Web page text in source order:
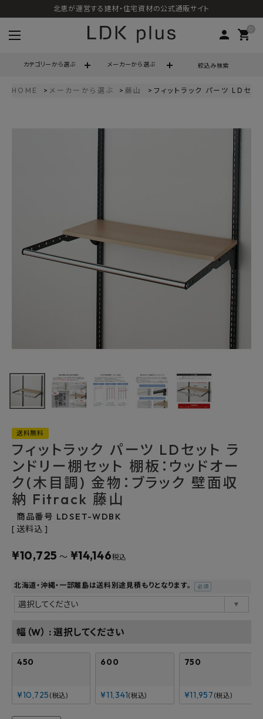
北恵が運営する建材・住宅資材の公式通販サイト
person 0
shopping_cart
カテゴリーから選ぶ メーカーから選ぶ 絞込み検索
営業時間 - 10:00～17:00（定休日 - 土日祝）
ログイン person
ンドリー棚セット
棚板：ウッドオー
ク(木目調) 金物：
10,725円 (税込)
FAX注文はこちらから
カテゴリーから選ぶ
メーカーから選ぶ
ご利用ガイド
よくあるご質問
お問い合わせ
プライバシーポリシー
HOME メーカーから選ぶ 藤山 フィットラック パーツ LDセ
送料無料
フィットラック パーツ LDセット ラ
ンドリー棚セット 棚板：ウッドオー
ク(木目調) 金物：ブラック 壁面収
納 Fitrack 藤山
商品番号 LDSET-WDBK
送料込
¥10,725 〜 ¥14,146税込
北海道・沖縄・一部離島は送料別途見積もりとなります。
(必
幅（W） 選択してください
450
¥10,725 税込
600
¥11,341 税込
750
¥11,957 税込